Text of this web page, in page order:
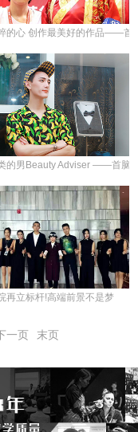
七）
的心 创作最美好的作品——首
）
的男Beauty Adviser ——首脑
载（五）
再立标杆!高端前景不是梦
一页 末页